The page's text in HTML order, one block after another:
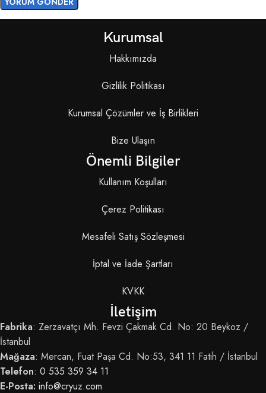
Kurumsal
Hakkımızda
Gizlilik Politikası
Kurumsal Çözümler ve İş Birlikleri
Bize Ulaşın
Önemli Bilgiler
Kullanım Koşulları
Çerez Politikası
Mesafeli Satış Sözleşmesi
İptal ve İade Şartları
KVKK
İletişim
Fabrika: Zerzavatçı Mh. Fevzi Çakmak Cd. No: 20 Beykoz /
İstanbul
Mağaza: Mercan, Fuat Paşa Cd. No:53, 341 11 Fatih / İstanbul
Telefon: 0 535 359 34 11
E-Posta: info@cryuz.com